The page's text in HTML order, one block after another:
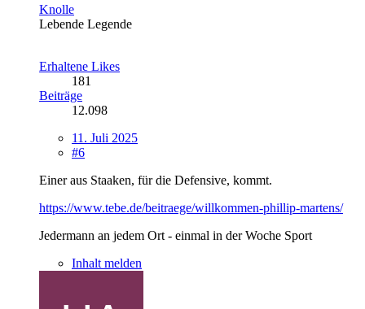
Knolle
Lebende Legende
Erhaltene Likes
181
Beiträge
12.098
11. Juli 2025
#6
Einer aus Staaken, für die Defensive, kommt.
https://www.tebe.de/beitraege/willkommen-phillip-martens/
Jedermann an jedem Ort - einmal in der Woche Sport
Inhalt melden